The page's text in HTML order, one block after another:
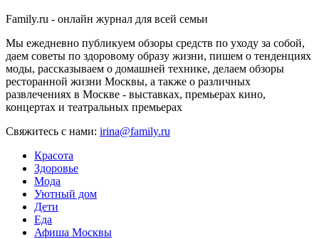
Family.ru - онлайн журнал для всей семьи
Мы ежедневно публикуем обзоры средств по уходу за собой,
даем советы по здоровому образу жизни, пишем о тенденциях
моды, рассказываем о домашней технике, делаем обзоры
ресторанной жизни Москвы, а также о различных
развлечениях в Москве - выставках, премьерах кино,
концертах и театральных премьерах
Свяжитесь с нами: irina@family.ru
Красота
Здоровье
Мода
Уютный дом
Дети
Еда
Афиша Москвы